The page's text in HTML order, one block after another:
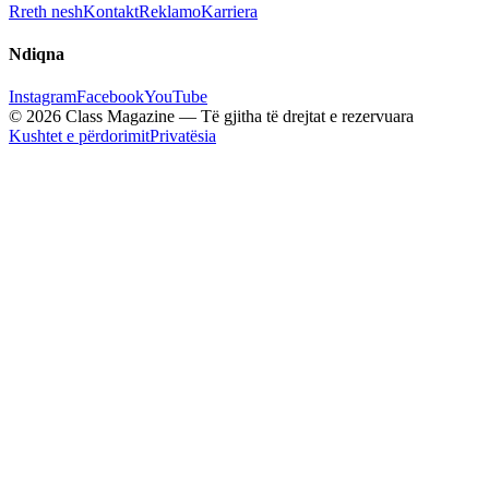
Rreth neshKontaktReklamoKarriera
Ndiqna
InstagramFacebookYouTube
© 2026 Class Magazine — Të gjitha të drejtat e rezervuara
Kushtet e përdorimitPrivatësia